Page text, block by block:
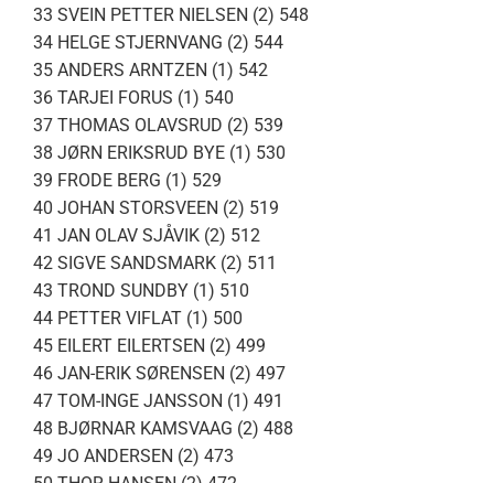
33 SVEIN PETTER NIELSEN (2) 548
34 HELGE STJERNVANG (2) 544
35 ANDERS ARNTZEN (1) 542
36 TARJEI FORUS (1) 540
37 THOMAS OLAVSRUD (2) 539
38 JØRN ERIKSRUD BYE (1) 530
39 FRODE BERG (1) 529
40 JOHAN STORSVEEN (2) 519
41 JAN OLAV SJÅVIK (2) 512
42 SIGVE SANDSMARK (2) 511
43 TROND SUNDBY (1) 510
44 PETTER VIFLAT (1) 500
45 EILERT EILERTSEN (2) 499
46 JAN-ERIK SØRENSEN (2) 497
47 TOM-INGE JANSSON (1) 491
48 BJØRNAR KAMSVAAG (2) 488
49 JO ANDERSEN (2) 473